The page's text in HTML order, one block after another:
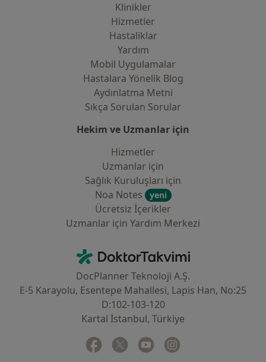
Klinikler
Hizmetler
Hastaliklar
Yardım
Mobil Uygulamalar
Hastalara Yönelik Blog
Aydınlatma Metni
Sıkça Sorulan Sorular
Hekim ve Uzmanlar için
Hizmetler
Uzmanlar için
Sağlık Kuruluşları için
Noa Notes
yeni
Ücretsiz İçerikler
Uzmanlar için Yardım Merkezi
DoktorTakvimi - Ana Sayfa
DocPlanner Teknoloji A.Ş.
E-5 Karayolu, Esentepe Mahallesi, Lapis Han, No:25
D:102-103-120
Kartal İstanbul, Türkiye
Facebook
yeni bir sekmede açılır
Twitter
yeni bir sekmede açılır
Youtube
yeni bir sekmede açılır